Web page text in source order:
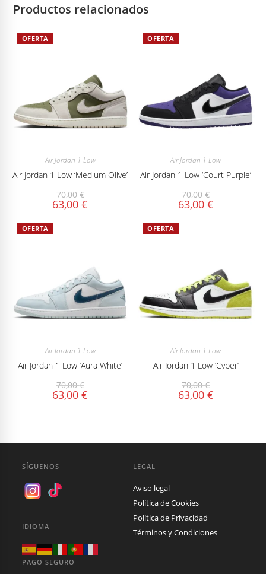
Productos relacionados
OFERTA
Air Jordan 1 Low
Air Jordan 1 Low ‘Medium Olive’
70,00€
63,00€
OFERTA
Air Jordan 1 Low
Air Jordan 1 Low ‘Court Purple’
70,00€
63,00 €
OFERTA
Air Jordan 1 Low
Air Jordan 1 Low ‘Aura White’
70,00€
63,00€
OFERTA
Air Jordan 1 Low
Air Jordan 1 Low ‘Cyber’
70,00€
63,00 €
SÍGUENOS
IDIOMA
LEGAL
Aviso legal
Política de Cookies
Política de Privacidad
Términos y Condiciones
PAGO SEGURO